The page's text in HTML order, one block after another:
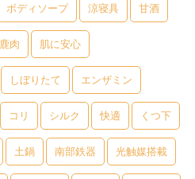
ボディソープ 涼寝具 甘酒
鹿肉 肌に安心
しぼりたて エンザミン
コリ シルク 快適 くつ下
土鍋 南部鉄器 光触媒搭載